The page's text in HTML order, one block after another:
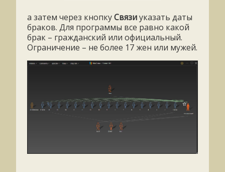
а затем через кнопкуСвязиуказать даты
браков. Для программы все равно какой
брак – гражданский или официальный.
Ограничение – не более 17 жен или мужей.